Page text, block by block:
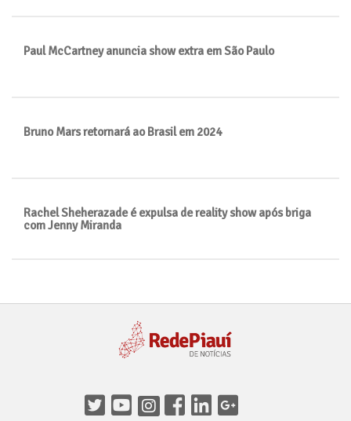
Paul McCartney anuncia show extra em São Paulo
Bruno Mars retornará ao Brasil em 2024
Rachel Sheherazade é expulsa de reality show após briga
com Jenny Miranda